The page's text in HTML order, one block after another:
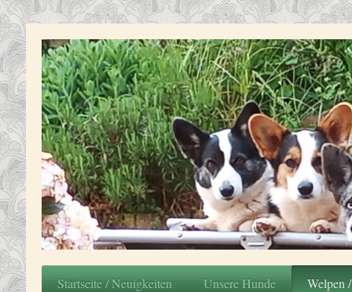
Startseite / Neuigkeiten Unsere Hunde Welpen